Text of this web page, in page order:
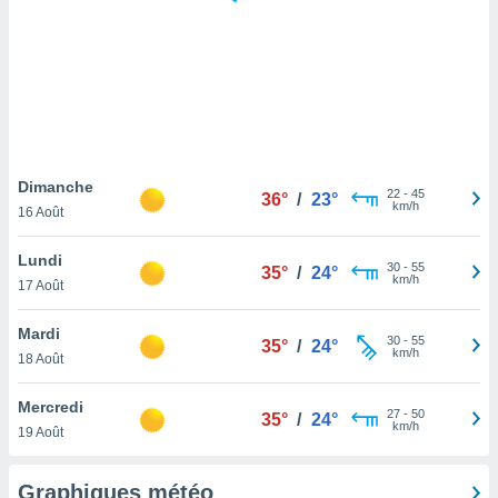
notre
que
et que
Dimanche
16 Août
36° / 23° 22- 45
km/h
Lundi
17 Août
35° / 24° 30- 55
km/h
Mardi
18 Août
35° / 24° 30- 55
km/h
Mercredi
19 Août
35° / 24° 27- 50
km/h
Graphiques météo